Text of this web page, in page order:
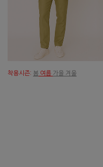
착용시즌: 봄 여름 가을 겨울